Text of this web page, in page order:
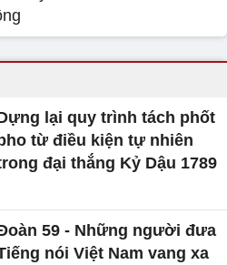
lại quy trình tách phốt
từ điều kiện tự nhiên
đại thắng Kỷ Dậu 1789
59 - Những người đưa
nói Việt Nam vang xa